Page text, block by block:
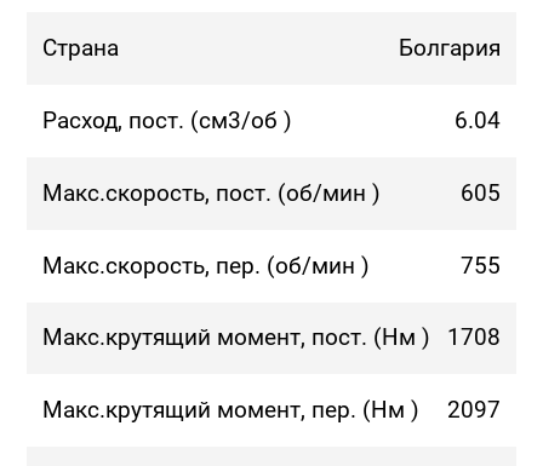
Страна Болгария
Расход, пост. (см3/об ) 6.04
Макс.скорость, пост. (об/мин ) 605
Макс.скорость, пер. (об/мин ) 755
Макс.крутящий момент, пост. (Нм ) 1708
Макс.крутящий момент, пер. (Нм ) 2097